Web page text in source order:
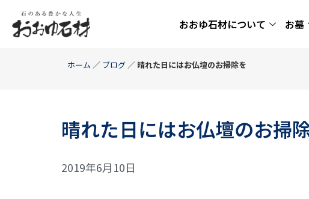
おおゆ石材について お墓
ホーム ／ ブログ ／ 晴れた日にはお仏壇のお掃除を
晴れた日にはお仏壇のお掃
2019年6月10日